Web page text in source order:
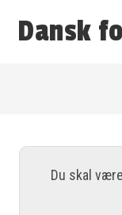
Dansk
Du skal